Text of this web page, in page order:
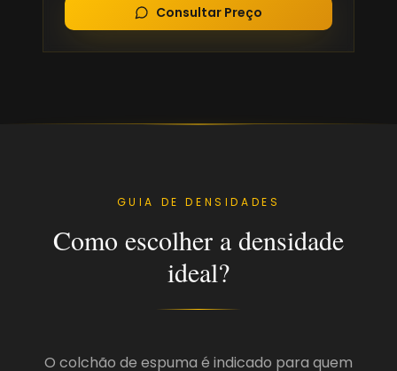
Consultar Preço
GUIA DE DENSIDADES
Como escolher a densidade
ideal?
O colchão de espuma é indicado para quem